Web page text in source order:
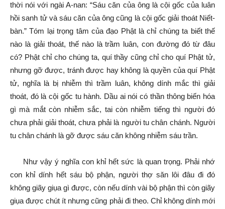
thời nói với ngài A-nan: “Sáu căn của ông là cội gốc của luân
hồi sanh tử và sáu căn của ông cũng là cội gốc giải thoát Niết-
bàn.” Tóm lại trọng tâm của đạo Phật là chỉ chúng ta biết thế
nào là giải thoát, thế nào là trầm luân, con đường đó từ đâu
có? Phật chỉ cho chúng ta, quí thầy cũng chỉ cho quí Phật tử,
nhưng gỡ được, tránh được hay không là quyền của quí Phật
tử, nghĩa là bị nhiễm thì trầm luân, không dính mắc thì giải
thoát, đó là cội gốc tu hành. Dầu ai nói có thần thông biến hóa
gì mà mắt còn nhiễm sắc, tai còn nhiễm tiếng thì người đó
chưa phải giải thoát, chưa phải là người tu chân chánh. Người
tu chân chánh là gỡ được sáu căn không nhiễm sáu trần.
Như vậy ý nghĩa con khỉ hết sức là quan trọng. Phải nhớ
con khỉ dính hết sáu bộ phận, người thợ săn lôi đâu đi đó
không giãy giụa gì được, còn nếu dính vài bộ phận thì còn giãy
giụa được chút ít nhưng cũng phải đi theo. Chỉ không dính mới